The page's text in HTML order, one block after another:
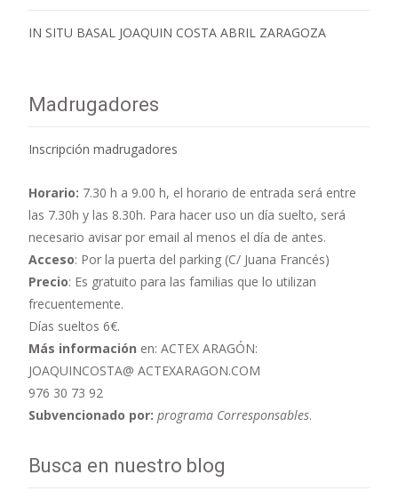
IN SITU BASAL JOAQUIN COSTA ABRIL ZARAGOZA
Madrugadores
Inscripción madrugadores
Horario: 7.30 h a 9.00 h, el horario de entrada será entre
las 7.30h y las 8.30h. Para hacer uso un día suelto, será
necesario avisar por email al menos el día de antes.
Acceso: Por la puerta del parking (C/ Juana Francés)
Precio: Es gratuito para las familias que lo utilizan
frecuentemente.
Días sueltos 6€.
Más información en: ACTEX ARAGÓN:
JOAQUINCOSTA@ ACTEXARAGON.COM
976 30 73 92
Subvencionado por: programa Corresponsables.
Busca en nuestro blog